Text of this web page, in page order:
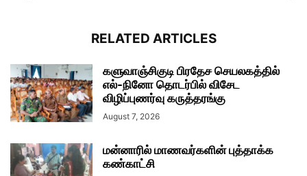
RELATED ARTICLES
களுவாஞ்சிகுடி பிரதேச செயலகத்தில்
எல்-நினோ தொடர்பில் விசேட
விழிப்புணர்வு கருத்தரங்கு
August 7, 2026
மன்னாரில் மாணவர்களின் புத்தாக்க
கண்காட்சி